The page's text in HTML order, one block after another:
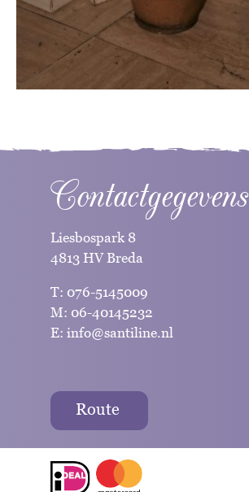
Contactgegevens
Liesbospark 8
4813 HV Breda
T: 076-5145009
M: 06-40145232
E: info@santiline.nl
Route